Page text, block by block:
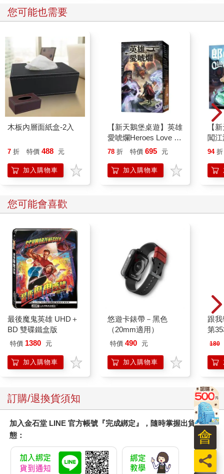
您可能也需要
木板內層面紙盒-2入
7 折 特價 488 元
加入購物車
【新天鵝堡桌遊】英雄
愛唬爛Heroes Love to
Lie/桌上遊戲
78 折 特價 695 元
加入購物車
【
闖
上遊
94 折
您可能會喜歡
最後魔鬼英雄 UHD＋
BD 雙碟鐵盒版
特價 1380 元
加入購物車
悠遊卡錶帶－黑色
（20mm適用）
特價 490 元
加入購物車
跟
第
180
訂購/退換貨須知
加入金石堂 LINE 官方帳號『完成綁定』，隨時掌握出貨動
態：
員
會